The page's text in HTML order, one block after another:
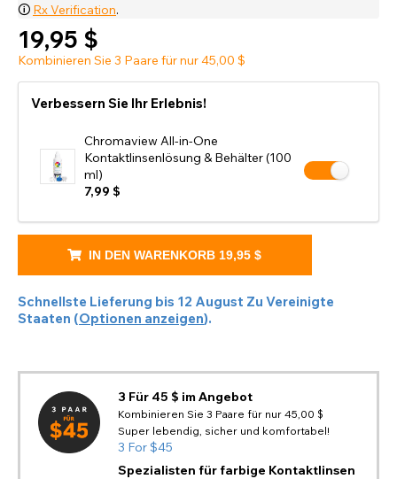
🛈 Rx Verification.
19,95 $
Kombinieren Sie 3 Paare für nur 45,00 $
Verbessern Sie Ihr Erlebnis!
Chromaview All-in-One
Kontaktlinsenlösung & Behälter (100
ml)
7,99 $
IN DEN WARENKORB 19,95 $
Schnellste Lieferung bis 12 August Zu Vereinigte
Staaten (Optionen anzeigen).
3 Für 45 $ im Angebot
Kombinieren Sie 3 Paare für nur 45,00 $
Super lebendig, sicher und komfortabel!
3 For $45
Spezialisten für farbige Kontaktlinsen